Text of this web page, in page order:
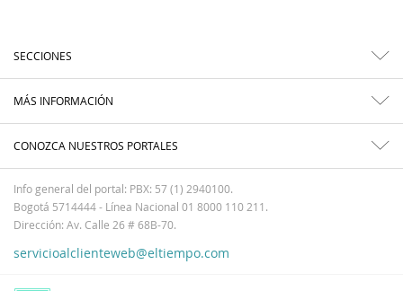
SECCIONES
MÁS INFORMACIÓN
CONOZCA NUESTROS PORTALES
Info general del portal: PBX: 57 (1) 2940100.
Bogotá 5714444 - Línea Nacional 01 8000 110 211.
Dirección: Av. Calle 26 # 68B-70.
servicioalclienteweb@eltiempo.com